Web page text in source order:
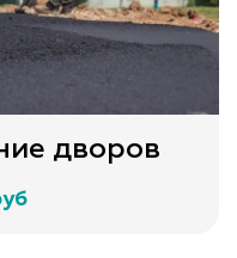
дворов